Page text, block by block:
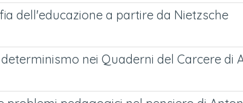
dell'educazione a partire da Nietzsche
nei Quaderni del Carcere di